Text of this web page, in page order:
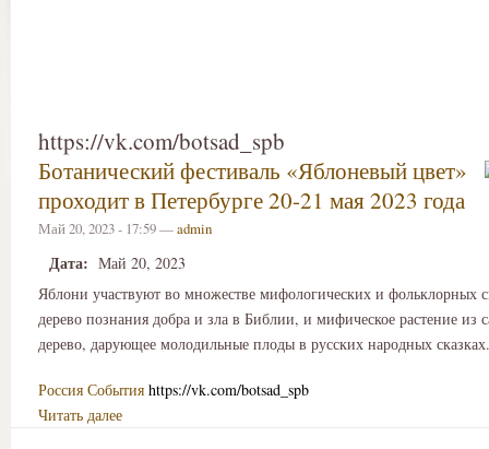
https://vk.com/botsad_spb
Ботанический фестиваль «Яблоневый цвет»
проходит в Петербурге 20-21 мая 2023 года
Май 20, 2023 - 17:59 —admin
Дата: Май 20, 2023
Яблони участвуют во множестве мифологических и фольклорных
дерево познания добра и зла в Библии, и мифическое растение из
дерево, дарующее молодильные плоды в русских народных сказках.
Россия События https://vk.com/botsad_spb
Читать далее